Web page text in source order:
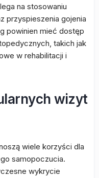
na stosowaniu
przyspieszenia gojenia
powinien mieć dostęp
takich jak
w rehabilitacji i
wizyt
wiele korzyści dla
samopoczucia.
wykrycie